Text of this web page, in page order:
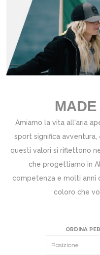
Amiamo la vita all'aria
sport significa
questi valori si riflettono
che progettiamo in
competenza e molti anni
coloro che
ORDINA PER